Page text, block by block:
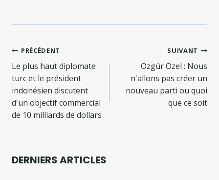
Navigation
de
l’article
PRÉCÉDENT
Le plus haut diplomate
turc et le président
indonésien discutent
d'un objectif commercial
de 10 milliards de dollars
SUIVANT
Özgür Özel : Nous
n'allons pas créer un
nouveau parti ou quoi
que ce soit
DERNIERS ARTICLES